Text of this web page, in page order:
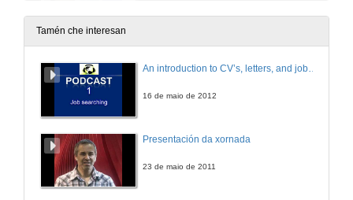
18 de feb. de 2008
Quenda de preguntas
Presentación por Dª. Noemi García
Tamén che interesan
An introduction to CV’s, letters, and job searching
16 de maio de 2012
Presentación da xornada
23 de maio de 2011